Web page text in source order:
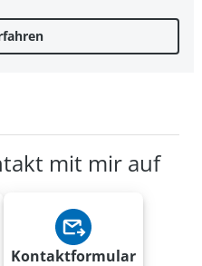
mit mir auf
Kontaktformular